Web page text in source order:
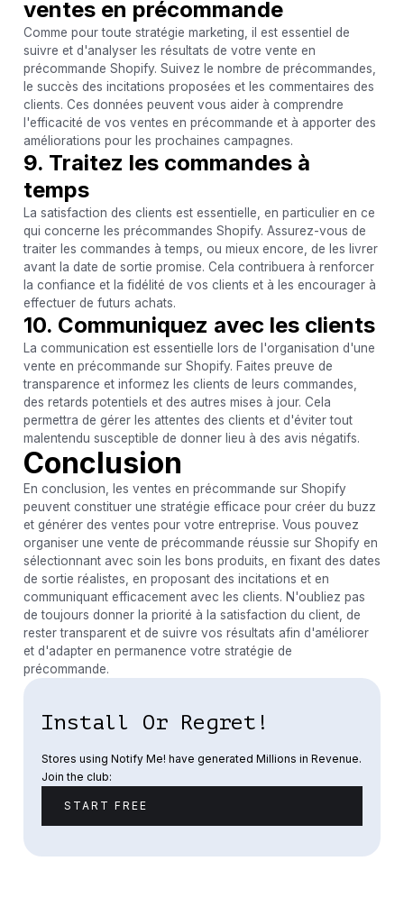
ventes en précommande
Comme pour toute stratégie marketing, il est essentiel de
suivre et d'analyser les résultats de votre vente en
précommande Shopify. Suivez le nombre de précommandes,
le succès des incitations proposées et les commentaires des
clients. Ces données peuvent vous aider à comprendre
l'efficacité de vos ventes en précommande et à apporter des
améliorations pour les prochaines campagnes.
9. Traitez les commandes à
temps
La satisfaction des clients est essentielle, en particulier en ce
qui concerne les précommandes Shopify. Assurez-vous de
traiter les commandes à temps, ou mieux encore, de les livrer
avant la date de sortie promise. Cela contribuera à renforcer
la confiance et la fidélité de vos clients et à les encourager à
effectuer de futurs achats.
10. Communiquez avec les clients
La communication est essentielle lors de l'organisation d'une
vente en précommande sur Shopify. Faites preuve de
transparence et informez les clients de leurs commandes,
des retards potentiels et des autres mises à jour. Cela
permettra de gérer les attentes des clients et d'éviter tout
malentendu susceptible de donner lieu à des avis négatifs.
Conclusion
En conclusion, les ventes en précommande sur Shopify
peuvent constituer une stratégie efficace pour créer du buzz
et générer des ventes pour votre entreprise. Vous pouvez
organiser une vente de précommande réussie sur Shopify en
sélectionnant avec soin les bons produits, en fixant des dates
de sortie réalistes, en proposant des incitations et en
communiquant efficacement avec les clients. N'oubliez pas
de toujours donner la priorité à la satisfaction du client, de
rester transparent et de suivre vos résultats afin d'améliorer
et d'adapter en permanence votre stratégie de
précommande.
Install Or Regret!
Stores using Notify Me! have generated Millions in Revenue.
Join the club:
START FREE